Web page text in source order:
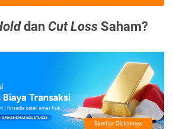
dan Cut LossSaham?